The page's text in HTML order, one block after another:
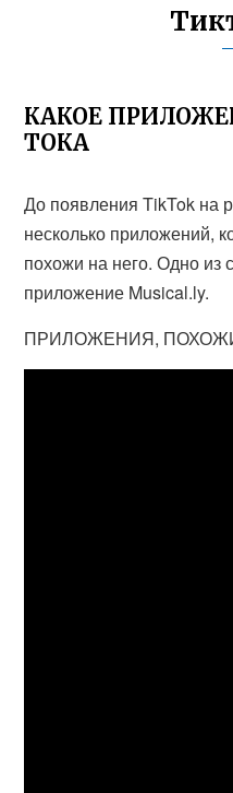
КАКОЕ
ТОКА
До появления TikTok на
несколько приложений,
похожи на него. Одно
приложение Musical.ly.
ПРИЛОЖЕНИЯ,